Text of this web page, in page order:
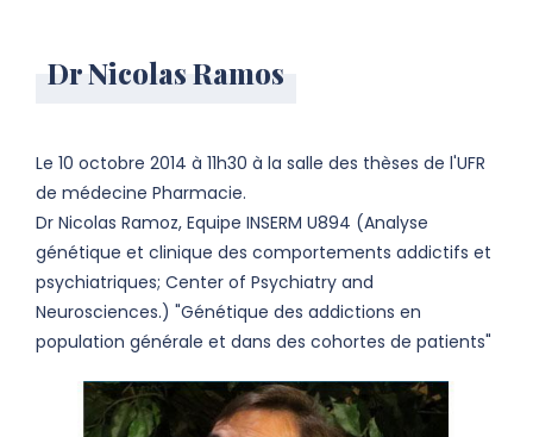
Dr Nicolas Ramos
Le 10 octobre 2014 à 11h30 à la salle des thèses de l'UFR
de médecine Pharmacie.
Dr Nicolas Ramoz, Equipe INSERM U894 (Analyse
génétique et clinique des comportements addictifs et
psychiatriques; Center of Psychiatry and
Neurosciences.) "Génétique des addictions en
population générale et dans des cohortes de patients"